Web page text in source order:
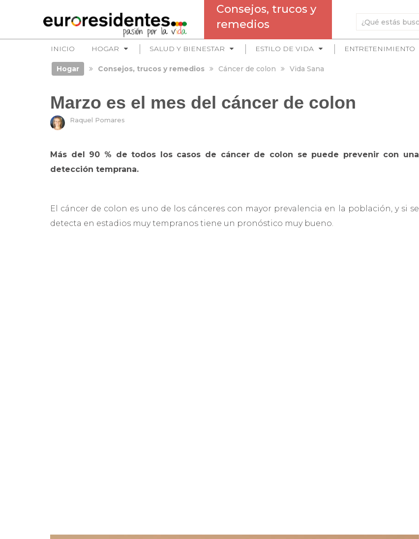
Consejos, trucos y
remedios
INICIO HOGAR SALUD Y BIENESTAR ESTILO DE VIDA ENTRETENIMIENTO
Hogar Consejos, trucos y remedios Cáncer de colon Vida Sana
Marzo es el mes del cáncer de colon
Raquel Pomares
Más del 90 % de todos los casos de cáncer de colon se puede prevenir con una
detección temprana.
El cáncer de colon es uno de los cánceres con mayor prevalencia en la población, y si se
detecta en estadios muy tempranos tiene un pronóstico muy bueno.